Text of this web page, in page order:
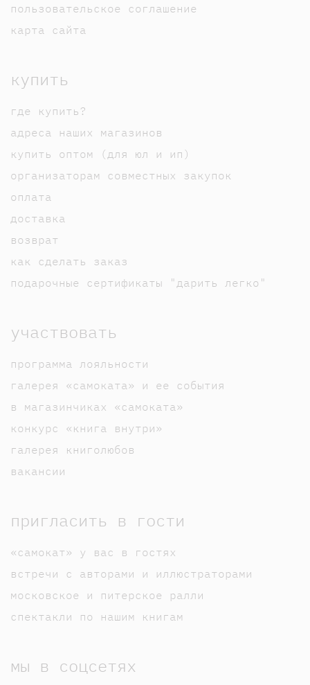
пользовательское соглашение
карта сайта
купить
где купить?
адреса наших магазинов
купить оптом (для юл и ип)
организаторам совместных закупок
оплата
доставка
возврат
как сделать заказ
подарочные сертификаты "дарить легко"
участвовать
программа лояльности
галерея «самоката» и ее события
в магазинчиках «самоката»
конкурс «книга внутри»
галерея книголюбов
вакансии
пригласить в гости
«самокат» у вас в гостях
встречи с авторами и иллюстраторами
московское и питерское ралли
спектакли по нашим книгам
мы в соцсетях